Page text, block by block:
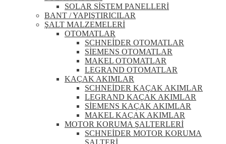
SOLAR SİSTEM PANELLERİ
BANT / YAPIŞTIRICILAR
ŞALT MALZEMELERİ
OTOMATLAR
SCHNEİDER OTOMATLAR
SİEMENS OTOMATLAR
MAKEL OTOMATLAR
LEGRAND OTOMATLAR
KAÇAK AKIMLAR
SCHNEİDER KAÇAK AKIMLAR
LEGRAND KAÇAK AKIMLAR
SİEMENS KAÇAK AKIMLAR
MAKEL KAÇAK AKIMLAR
MOTOR KORUMA ŞALTERLERİ
SCHNEİDER MOTOR KORUMA
ŞALTERİ